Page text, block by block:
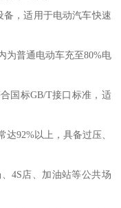
，适用于电动汽车快速
为普通电动车充至80%电
国标GB/T接口标准，适
92%以上，具备过压、
4S店、加油站等公共场